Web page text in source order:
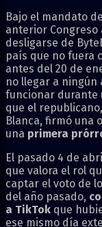
Bajo el mandato
anterior Congreso
desligarse de
país que no fuera
antes del 20 de
no llegar a ningún
funcionar durante
que el
Blanca, firmó una
una primera
El pasado 4 de
que valora el rol
captar el voto de
del año pasado,
a TikTok que
ese mismo día